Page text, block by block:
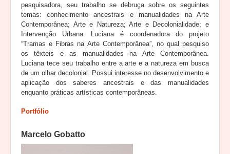
pesquisadora, seu trabalho se debruça sobre os seguintes
temas: conhecimento ancestrais e manualidades na Arte
Contemporânea; Arte e Natureza; Arte e Decolonialidade; e
Intervenção Urbana. Luciana é coordenadora do projeto
“Tramas e Fibras na Arte Contemporânea”, no qual pesquiso
os têxteis e as manualidades na Arte Contemporânea.
Luciana tece seu trabalho entre a arte e a natureza em busca
de um olhar decolonial. Possui interesse no desenvolvimento e
aplicação dos saberes ancestrais e das manualidades
enquanto práticas artísticas contemporâneas.
Portfólio
Marcelo Gobatto